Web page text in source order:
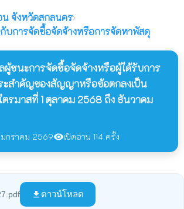
น จังหวัดสกลนคร›
บการจัดซื้อจัดจ้างหรือการจัดหาพัสดุ
ผู้ชนะการจัดซื้อจัดจ้างหรือผู้ได้รับการ
ะสำคัญของสัญญาหรือข้อตกลงเป็น
รมาสที่ 1 ตุลาคม 2568 ถึง ธันวาคม
มกราคม 2569visibilityเปิดอ่าน 114 ครั้ง
file_download ดาวน์โหลด